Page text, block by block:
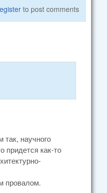
to post comments
научного
придется как-то
провалом.